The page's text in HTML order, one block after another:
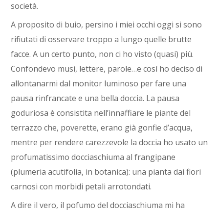
società.
A proposito di buio, persino i miei occhi oggi si sono
rifiutati di osservare troppo a lungo quelle brutte
facce. A un certo punto, non ci ho visto (quasi) più.
Confondevo musi, lettere, parole…e così ho deciso di
allontanarmi dal monitor luminoso per fare una
pausa rinfrancate e una bella doccia. La pausa
goduriosa è consistita nell’innaffiare le piante del
terrazzo che, poverette, erano già gonfie d’acqua,
mentre per rendere carezzevole la doccia ho usato un
profumatissimo docciaschiuma al frangipane
(plumeria acutifolia, in botanica): una pianta dai fiori
carnosi con morbidi petali arrotondati.
A dire il vero, il pofumo del docciaschiuma mi ha